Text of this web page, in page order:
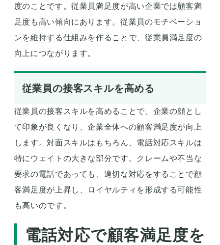
度のことです。従業員満足度が高い企業では顧客満
足度も高い傾向にあります。従業員のモチベーショ
ンを維持する仕組みを作ることで、従業員満足度の
向上につながります。
従業員の接客スキルを高める
従業員の接客スキルを高めることで、企業の顔とし
て印象が良くなり、企業全体への顧客満足度が向上
します。対面スキルはもちろん、電話対応スキルは
特にウェイトの大きな部分です。クレームや不当な
要求の電話であっても、適切な対応をすることで顧
客満足度が上昇し、ロイヤルティを形成する可能性
も高いのです。
電話対応で顧客満足度を